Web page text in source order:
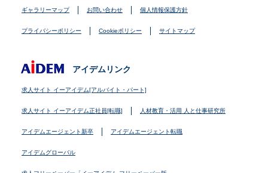
ギャラリーマップ お問い合わせ 個人情報保護方針
プライバシーポリシー Cookieポリシー サイトマップ
アイデムリンク
求人サイト イーアイデム[アルバイト・パート]
求人サイト イーアイデム正社員[転職] 人材教育・活用 人と仕事研究所
アイデムエージェント新卒 アイデムエージェント転職
アイデムグローバル